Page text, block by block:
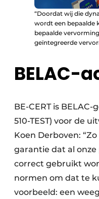
“Doordat wij die
wordt een bepaalde
bepaalde
geïntegreerde
BELAC-
BE-CERT is
510-TEST) voor de
Koen Derboven:
garantie dat al
correct gebruikt
normen om dat te
voorbeeld: een